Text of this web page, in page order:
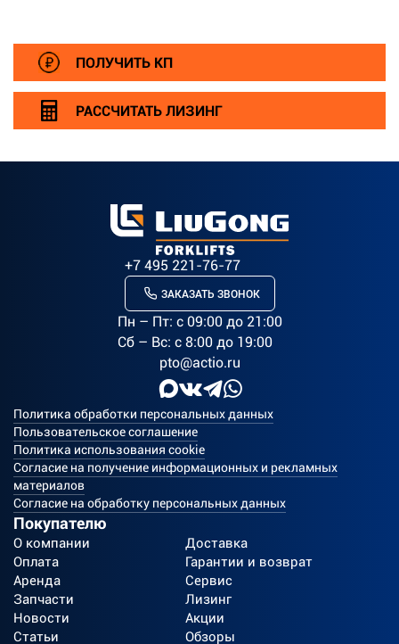
ПОЛУЧИТЬ КП
РАССЧИТАТЬ ЛИЗИНГ
+7 495 221-76-77
ЗАКАЗАТЬ ЗВОНОК
Пн – Пт: c 09:00 до 21:00
Сб – Вс: с 8:00 до 19:00
pto@actio.ru
Политика обработки персональных данных
Пользовательское соглашение
Политика использования cookie
Согласие на получение информационных и рекламных
материалов
Согласие на обработку персональных данных
Покупателю
О компании
Доставка
Оплата
Гарантии и возврат
Аренда
Сервис
Запчасти
Лизинг
Новости
Акции
Статьи
Обзоры